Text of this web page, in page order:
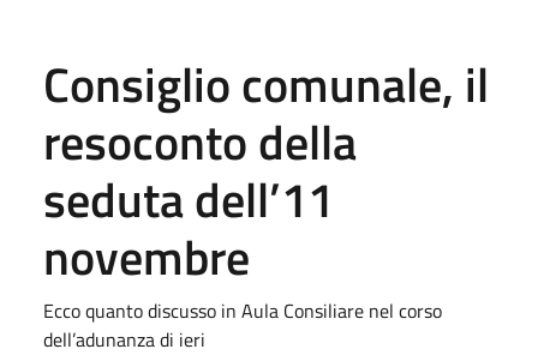
Consiglio comunale, il
resoconto della
seduta dell’11
novembre
Ecco quanto discusso in Aula Consiliare nel corso
dell’adunanza di ieri